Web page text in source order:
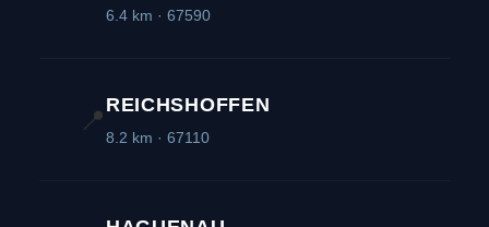
6.4 km · 67590
📍 REICHSHOFFEN
8.2 km · 67110